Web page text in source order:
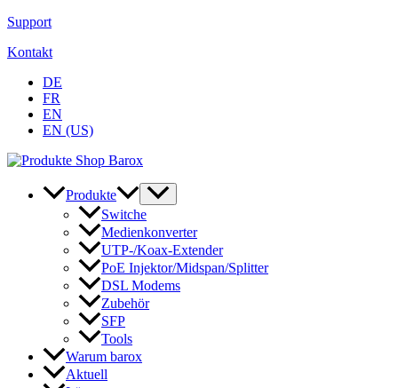
Zum
springen
Support
Kontakt
DE
FR
EN
EN (US)
Produkte
Switche
Medienkonverter
UTP-/Koax-Extender
PoE Injektor/Midspan/Splitter
DSL Modems
Zubehör
SFP
Tools
Warum barox
Aktuell